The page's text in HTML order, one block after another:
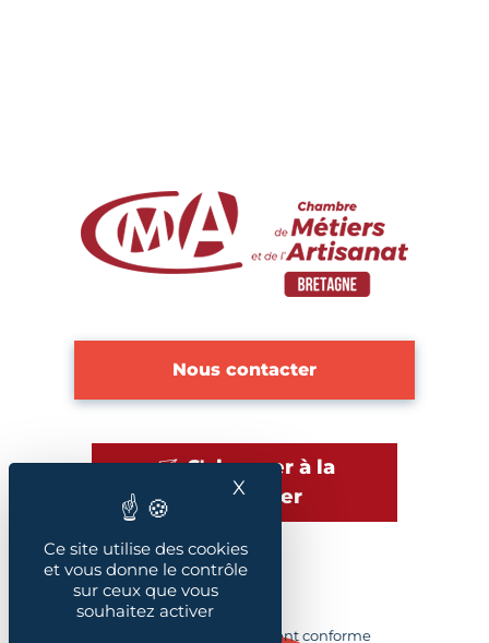
Ce site utilise des cookies
et vous donne le contrôle
sur ceux que vous
souhaitez activer
X Masquer le bandeau
Nous contacter
S'abonner à la
newsletter
Accessibilité : Partiellement conforme